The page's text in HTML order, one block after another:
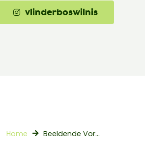
vlinderboswilnis
Home Beeldende Vorming